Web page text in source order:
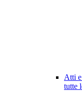
Atti
tutte